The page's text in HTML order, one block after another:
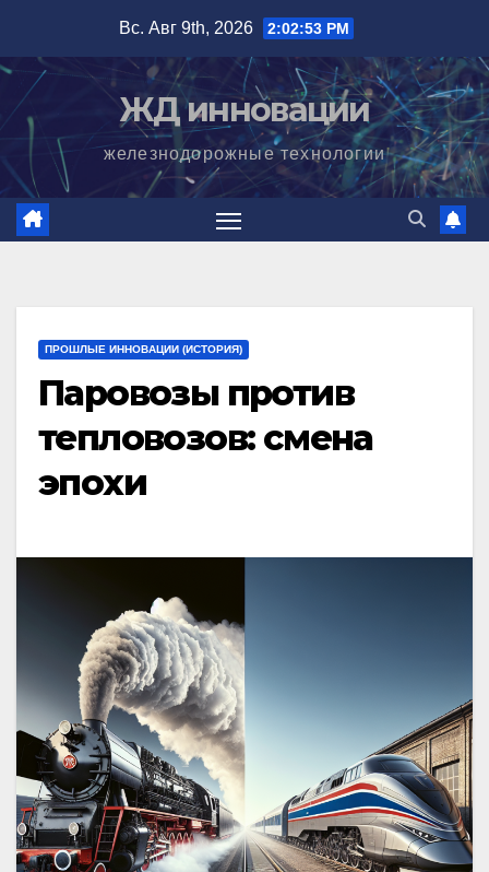
содержимому
Вс. Авг 9th, 2026 2:02:54 PM
ЖД инновации
железнодорожные технологии
ПРОШЛЫЕ ИННОВАЦИИ (ИСТОРИЯ)
Паровозы против
тепловозов: смена
эпохи